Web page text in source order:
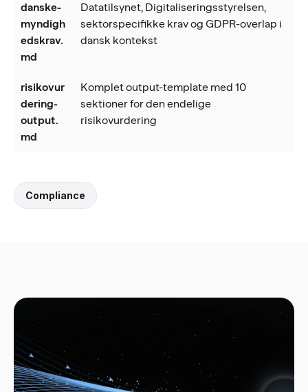
danske-
myndigh
edskrav.
md
Datatilsynet, Digitaliseringsstyrelsen,
sektorspecifikke krav og GDPR-overlap i
dansk kontekst
risikovur
dering-
output.
md
Komplet output-template med 10
sektioner for den endelige
risikovurdering
Compliance